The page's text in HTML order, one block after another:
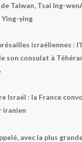
Taiwan, Tsai Ing-wen
ying
israéliennes :
son consulat à
Israël : la France
iranien
avec la plus